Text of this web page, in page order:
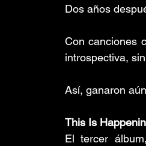
Dos años
Con canciones
introspectiva,
Así, ganaron
This Is
El tercer